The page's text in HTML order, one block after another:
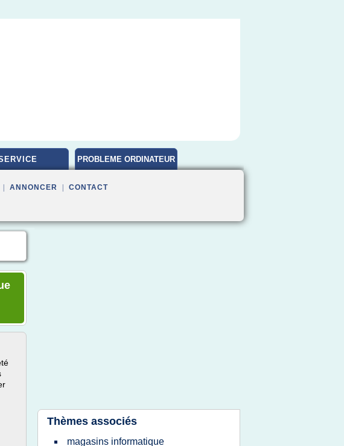
PROBLEME ORDINATEUR
ANNONCER CONTACT
Thèmes associés
magasins informatique